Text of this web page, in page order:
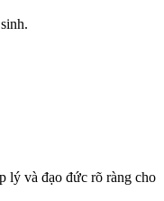
lý và đạo đức rõ ràng cho